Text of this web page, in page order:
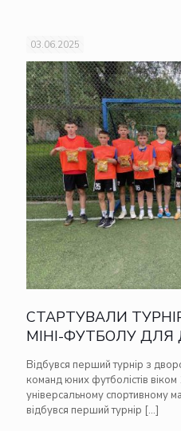
03.06.2025
СТАРТУВАЛИ
МІНІ-ФУТБОЛУ ДЛЯ
Відбувся перший турнір з
команд юних футболістів
універсальному спортивному
відбувся перший турнір […]